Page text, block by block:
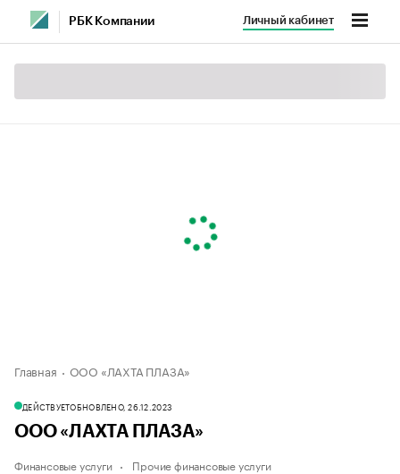
РБК Компании Личный кабинет
Главная ООО «ЛАХТА ПЛАЗА»
ДЕЙСТВУЕТОБНОВЛЕНО, 26.12.2023
ООО «ЛАХТА ПЛАЗА»
Финансовые услуги Прочие финансовые услуги